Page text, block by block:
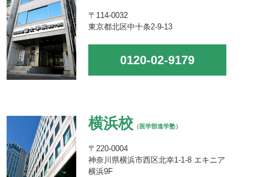
〒114-0032
東京都北区中十条2-9-13
0120-02-9179
横浜校 （医学部進学塾）
〒220-0004
神奈川県横浜市西区北幸1-1-8 エキニア
横浜9F